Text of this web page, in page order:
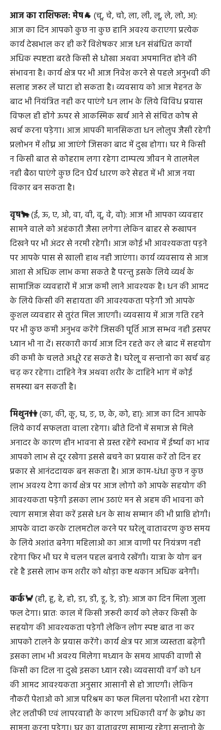
आज का राशिफल:मेष🐐 (चू, चे, चो, ला, ली, लू, ले, लो, अ):
आज का दिन आपको कुछ ना कुछ हानि अवश्य कराएगा प्रत्येक
कार्य देखभाल कर ही करें विशेषकर आज धन संबंधित कार्यो
अधिक स्पष्टता बरते किसी से धोखा अथवा अपमानित होने की
संभावना है। कार्य क्षेत्र पर भी आज निवेश करने से पहले अनुभवी की
सलाह जरूर लें घाटा हो सकता है। व्यवसाय को आज मेहनत के
बाद भी नियंत्रित नही कर पाएंगे धन लाभ के लिये विविध प्रयास
विफल ही होंगे ऊपर से आकस्मिक खर्च आने से संचित कोष से
खर्च करना पड़ेगा। आज आपकी मानसिकता धन लोलुप जैसी रहेगी
प्रलोभन में शीघ्र आ जाएंगे जिसका बाद में दुख होगा। घर मे किसी
न किसी बात से कोहराम लगा रहेगा दाम्पत्य जीवन मे तालमेल
नही बैठा पाएंगे कुछ दिन धैर्य धारण करे सेहत में भी आज नया
विकार बन सकता है।
वृष🐂(ई, ऊ, ए, ओ, वा, वी, वू, वे, वो): आज भी आपका व्यवहार
सामने वाले को अहंकारी जैसा लगेगा लेकिन बाहर से रूखापन
दिखने पर भी अंदर से नरमी रहेगी। आज कोई भी आवश्यकता पड़ने
पर आपके पास से खाली हाथ नही जाएंगा। कार्य व्यवसाय से आज
आशा से अधिक लाभ कमा सकते है परन्तु इसके लिये व्यर्थ के
सामाजिक व्यवहारों में आज कमी लाने आवश्यक है। धन की आमद
के लिये किसी की सहायता की आवश्यकता पड़ेगी जो आपके
कुशल व्यवहार से तुरंत मिल जाएगी। व्यवसाय में आज गति रहने
पर भी कुछ कमी अनुभव करेंगे जिसकी पूर्ति आज सम्भव नही इसपर
ध्यान भी ना दें। सरकारी कार्य आज दिन रहते कर ले बाद में सहयोग
की कमी के चलते अधूरे रह सकते है। घरेलू व सन्तानो का खर्च बढ़
चढ़ कर रहेगा। दाहिने नेत्र अथवा शरीर के दाहिने भाग में कोई
समस्या बन सकती है।
मिथुन👫(का, की, कू, घ, ङ, छ, के, को, हा): आज का दिन आपके
लिये कार्य सफलता वाला रहेगा। बीते दिनों में समाज से मिले
अनादर के कारण हीन भावना से ग्रस्त रहेंगे स्वभाव में ईर्ष्या का भाव
आपको लाभ से दूर रखेगा इससे बचने का प्रयास करें तो दिन हर
प्रकार से आनंददायक बन सकता है। आज काम-धंधा कुछ न कुछ
लाभ अवश्य देगा कार्य क्षेत्र पर आज लोगो को आपके सहयोग की
आवश्यकता पड़ेगी इसका लाभ उठाएं मन से अहम की भावना को
त्याग समाज सेवा करें इससे धन के साथ सम्मान की भी प्राप्ति होगी।
आपके वादा करके टालमटोल करने पर घरेलू वातावरण कुछ समय
के लिये अशांत बनेगा महिलाओ का आज वाणी पर नियंत्रण नही
रहेगा फिर भी घर मे चलन पहल बनाये रखेंगी। यात्रा के योग बन
रहे है इससे लाभ कम शरीर को थोड़ा कष्ट थकान अधिक बनेगी।
कर्क🦀(ही, हू, हे, हो, डा, डी, डू, डे, डो): आज का दिन मिला जुला
फल देगा। प्रातः काल में किसी जरूरी कार्य को लेकर किसी के
सहयोग की आवश्यकता पड़ेगी लेकिन लोग स्पष्ट बात ना कर
आपको टालने के प्रयास करेंगे। कार्य क्षेत्र पर आज व्यस्तता बढ़ेगी
इसका लाभ भी अवश्य मिलेगा मध्यान के समय आपकी वाणी से
किसी का दिल ना दुखे इसका ध्यान रखे। व्यवसायी वर्ग को धन
की आमद आवश्यकता अनुसार आसानी से हो जाएगी। लेकिन
नौकरी पेशाओ को आज परिश्रम का फल मिलना परेशानी भरा रहेगा
लेट लतीफी एवं लापरवाही के कारण अधिकारी वर्ग के क्रोध का